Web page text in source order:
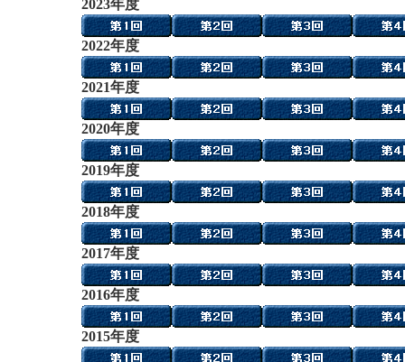
2023年度
2022年度
2021年度
2020年度
2019年度
2018年度
2017年度
2016年度
2015年度